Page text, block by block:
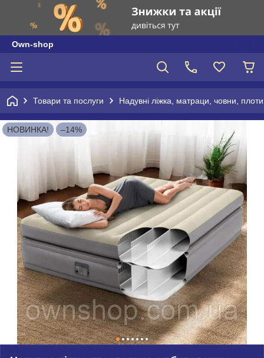
Own-shop
Товари та послуги Надувні ліжка, матраци, човни, плоти
НОВИНКА! –14%